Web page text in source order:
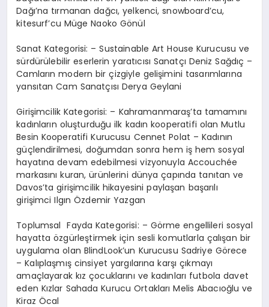
Dağı’na tırmanan dağcı, yelkenci, snowboard’cu,
kitesurf’cu Müge Naoko Gönül
Sanat Kategorisi: – Sustainable Art House Kurucusu ve
sürdürülebilir eserlerin yaratıcısı Sanatçı Deniz Sağdıç –
Camların modern bir çizgiyle gelişimini tasarımlarına
yansıtan Cam Sanatçısı Derya Geylani
Girişimcilik Kategorisi: – Kahramanmaraş’ta tamamını
kadınların oluşturduğu ilk kadın kooperatifi olan Mutlu
Besin Kooperatifi Kurucusu Cennet Polat – Kadının
güçlendirilmesi, doğumdan sonra hem iş hem sosyal
hayatına devam edebilmesi vizyonuyla Accouchée
markasını kuran, ürünlerini dünya çapında tanıtan ve
Davos’ta girişimcilik hikayesini paylaşan başarılı
girişimci Ilgın Özdemir Yazgan
Toplumsal Fayda Kategorisi: – Görme engellileri sosyal
hayatta özgürleştirmek için sesli komutlarla çalışan bir
uygulama olan BlindLook’un Kurucusu Sadriye Görece
– Kalıplaşmış cinsiyet yargılarına karşı çıkmayı
amaçlayarak kız çocuklarını ve kadınları futbola davet
eden Kızlar Sahada Kurucu Ortakları Melis Abacıoğlu ve
Kiraz Öcal